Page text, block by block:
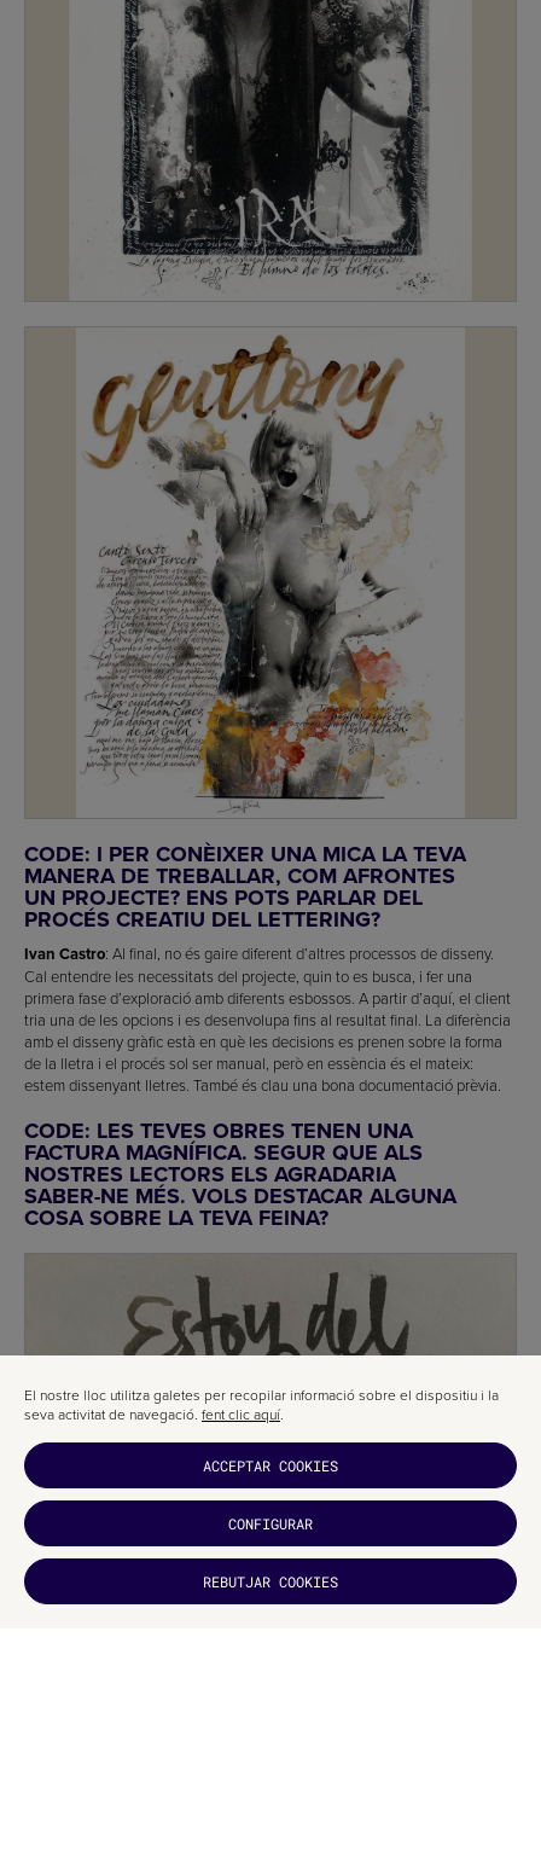
CODE: I PER CONÈIXER UNA MICA LA TEVA
MANERA DE TREBALLAR, COM AFRONTES
UN PROJECTE? ENS POTS PARLAR DEL
PROCÉS CREATIU DEL LETTERING?
Ivan Castro: Al final, no és gaire diferent d’altres processos de disseny.
Cal entendre les necessitats del projecte, quin to es busca, i fer una
primera fase d’exploració amb diferents esbossos. A partir d’aquí, el client
tria una de les opcions i es desenvolupa fins al resultat final. La diferència
amb el disseny gràfic està en què les decisions es prenen sobre la forma
de la lletra i el procés sol ser manual, però en essència és el mateix:
estem dissenyant lletres. També és clau una bona documentació prèvia.
CODE: LES TEVES OBRES TENEN UNA
FACTURA MAGNÍFICA. SEGUR QUE ALS
NOSTRES LECTORS ELS AGRADARIA
SABER-NE MÉS. VOLS DESTACAR ALGUNA
COSA SOBRE LA TEVA FEINA?
T'HA
AGRADAT?
El nostre lloc utilitza galetes per recopilar informació sobre el dispositiu i la
seva activitat de navegació. fent clic aquí.
ACCEPTAR COOKIES
CONFIGURAR
REBUTJAR COOKIES